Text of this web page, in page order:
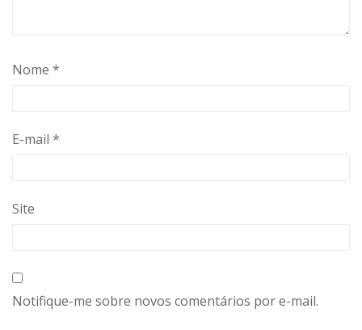
Nome *
E-mail *
Site
Notifique-me sobre novos comentários por e-mail.